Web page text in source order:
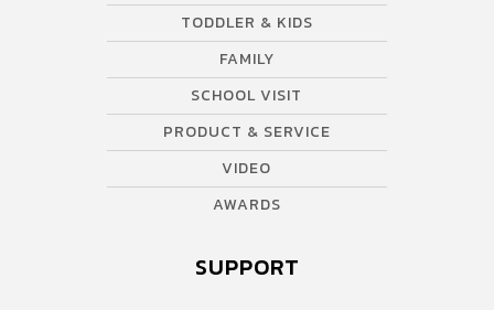
TODDLER & KIDS
FAMILY
SCHOOL VISIT
PRODUCT & SERVICE
VIDEO
AWARDS
SUPPORT